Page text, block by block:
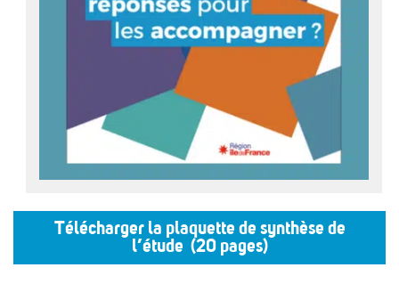
Télécharger la plaquette de synthèse de
l’étude (20 pages)